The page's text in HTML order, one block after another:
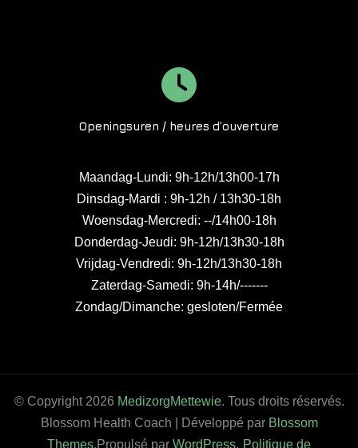
Openingsuren / heures d’ouverture
Maandag-Lundi: 9h-12h/13h00-17h
Dinsdag-Mardi : 9h-12h / 13h30-18h
Woensdag-Mercredi: --/14h00-18h
Donderdag-Jeudi: 9h-12h/13h30-18h
Vrijdag-Vendredi: 9h-12h/13h30-18h
Zaterdag-Samedi: 9h-14h/-------
Zondag/Dimanche: gesloten/Fermée
© Copyright 2026 MedizorgMettewie. Tous droits réservés.
Blossom Health Coach | Développé par Blossom
Themes.Propulsé par WordPress. Politique de